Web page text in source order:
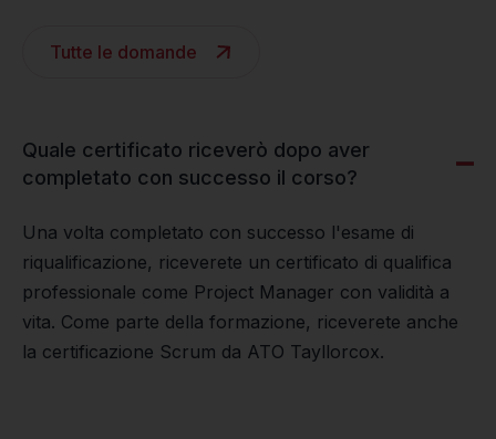
Tutte le domande
Quale certificato riceverò dopo aver
completato con successo il corso?
Una volta completato con successo l'esame di
riqualificazione, riceverete un certificato di qualifica
professionale come Project Manager con validità a
vita. Come parte della formazione, riceverete anche
la certificazione Scrum da ATO Tayllorcox.